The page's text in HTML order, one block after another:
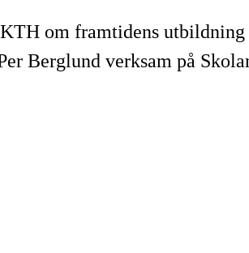
om framtidens
Berglund verksam på